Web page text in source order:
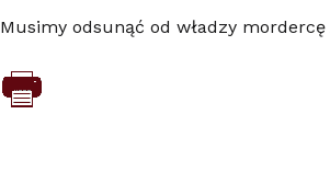
Musimy odsunąć od władzy mordercę